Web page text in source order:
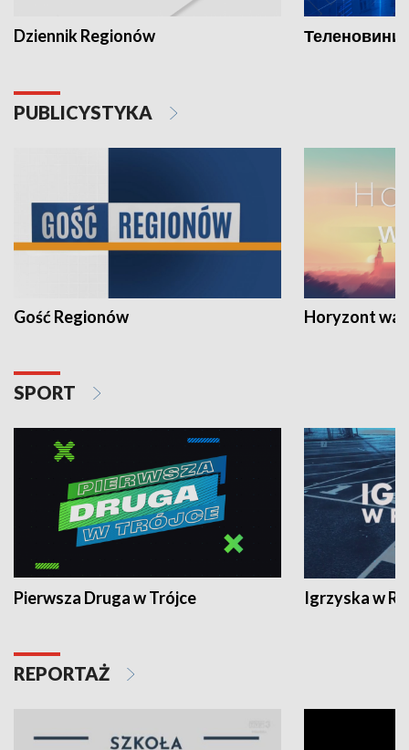
Dziennik Regionów Теленовини
PUBLICYSTYKA
Gość Regionów Horyzont
SPORT
Pierwsza Druga w Trójce Igrzyska w
REPORTAŻ